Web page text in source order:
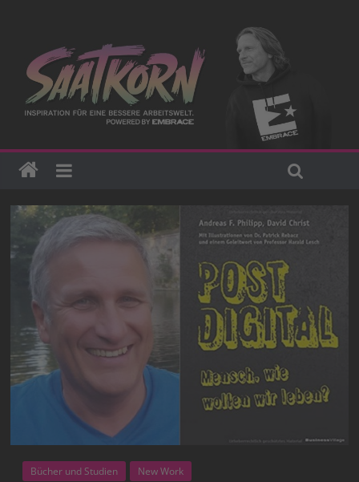
Bücher und Studien New Work